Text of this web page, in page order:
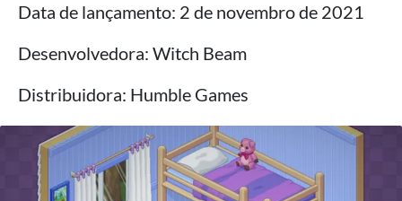
Data de lançamento: 2 de novembro de 2021
Desenvolvedora: Witch Beam
Distribuidora: Humble Games